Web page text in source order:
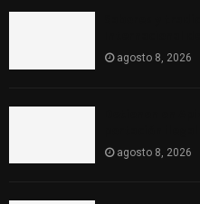
agosto 8, 2026
agosto 8, 2026